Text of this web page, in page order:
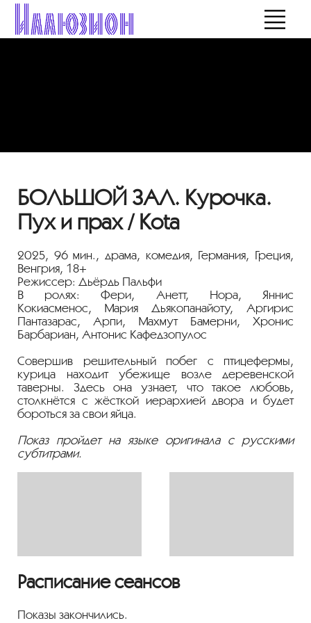
БОЛЬШОЙ ЗАЛ. Курочка.
Пух и прах / Kota
2025, 96 мин., драма, комедия, Германия, Греция,
Венгрия, 18+
Режиссер: Дьёрдь Пальфи
В ролях:Фери, Анетт, Нора, Яннис
Кокиасменос, Мария Дьякопанайоту, Аргирис
Пантазарас, Арпи, Махмут Бамерни, Хронис
Барбариан, Антонис Кафедзопулос
Совершив решительный побег с птицефермы,
курица находит убежище возле деревенской
таверны. Здесь она узнает, что такое любовь,
столкнётся с жёсткой иерархией двора и будет
бороться за свои яйца.
Показ пройдет на языке оригинала с русскими
субтитрами.
Расписание сеансов
Показы закончились.